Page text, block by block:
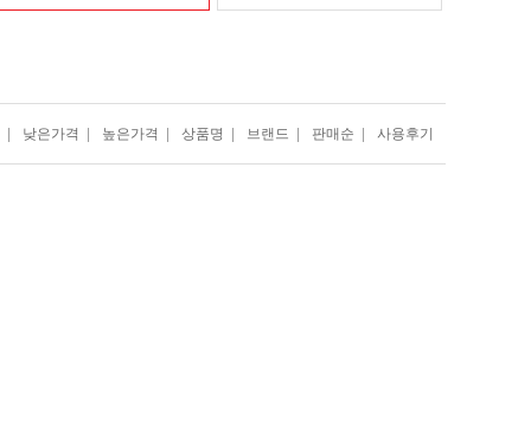
낮은가격 높은가격 상품명 브랜드 판매순 사용후기